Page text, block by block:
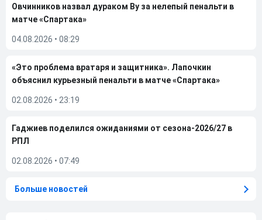
Овчинников назвал дураком Ву за нелепый пенальти в
матче «Спартака»
04.08.2026 • 08:29
«Это проблема вратаря и защитника». Лапочкин
объяснил курьезный пенальти в матче «Спартака»
02.08.2026 • 23:19
Гаджиев поделился ожиданиями от сезона-2026/27 в
РПЛ
02.08.2026 • 07:49
Больше новостей